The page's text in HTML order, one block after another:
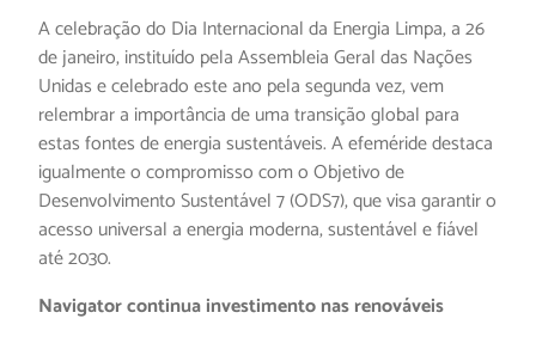
A celebração do Dia Internacional da Energia Limpa, a 26
de janeiro, instituído pela Assembleia Geral das Nações
Unidas e celebrado este ano pela segunda vez, vem
relembrar a importância de uma transição global para
estas fontes de energia sustentáveis. A efeméride destaca
igualmente o compromisso com o Objetivo de
Desenvolvimento Sustentável 7 (ODS7), que visa garantir o
acesso universal a energia moderna, sustentável e fiável
até 2030.
Navigator continua investimento nas renováveis